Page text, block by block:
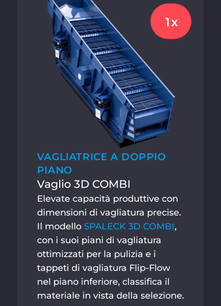
1x
VAGLIATRICE A DOPPIO
PIANO
Vaglio 3D COMBI
Elevate capacità produttive con
dimensioni di vagliatura precise.
Il modello SPALECK 3D COMBI,
con i suoi piani di vagliatura
ottimizzati per la pulizia e i
tappeti di vagliatura Flip-Flow
nel piano inferiore, classifica il
materiale in vista della selezione.